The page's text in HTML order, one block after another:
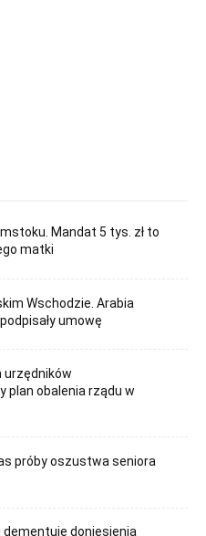
Mandat 5 tys. zł to
matki
Wschodzie. Arabia
umowę
urzędników
plan obalenia rządu w
próby oszustwa seniora
dementuje doniesienia